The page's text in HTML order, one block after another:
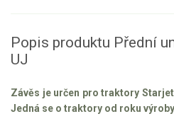
Aku sekačky
Aku STIHL
Štípačka na dřevo
Popis produktu Přední
UJ
Závěs je určen pro traktory
Jedná se o traktory od roku